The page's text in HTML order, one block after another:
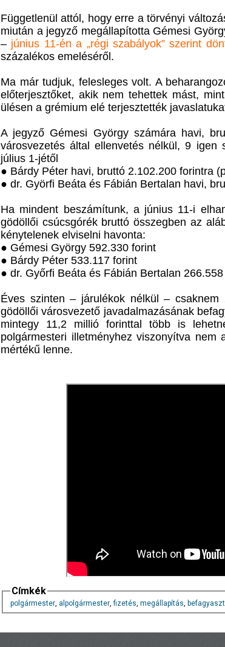
Függetlenül attól, hogy erre a törvényi
miután a jegyző megállapította Gémesi
– június 11-én a „régi szabályok” szerint
százalékos emeléséről.
Ma már tudjuk, felesleges volt. A
előterjesztőket, akik nem tehettek mást,
ülésen a grémium elé terjesztették
A jegyző Gémesi György számára havi,
városvezetés által ellenvetés nélkül, 9 igen
július 1-jétől
● Bárdy Péter havi, bruttó 2.102.200 forintra
● dr. Györfi Beáta és Fábián Bertalan havi,
Ha mindent beszámítunk, a június 11-i
gödöllői csúcsgórék bruttó összegben az
kénytelenek elviselni havonta:
● Gémesi György 592.330 forint
● Bárdy Péter 533.117 forint
● dr. Győrfi Beáta és Fábián Bertalan
Éves szinten – járulékok nélkül –
gödöllői városvezető javadalmazásának
mintegy 11,2 millió forinttal több is
polgármesteri illetményhez viszonyítva
mértékű lenne.
Címkék
polgármester, alpolgármester,fizetés, megállapítás,